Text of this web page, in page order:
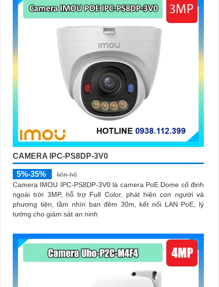
CAMERA IPC-PS8DP-3V0
5%-35%
liên hệ
Camera IMOU IPC-PS8DP-3V0 là camera PoE Dome cố định
ngoài trời 3MP, hỗ trợ Full Color, phát hiện con người và
phương tiện, tầm nhìn ban đêm 30m, kết nối LAN PoE, lý
tưởng cho giám sát an ninh